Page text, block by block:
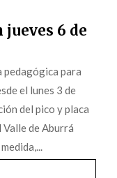
6 de
pedagógica para
el lunes 3 de
del pico y placa
Valle de Aburrá